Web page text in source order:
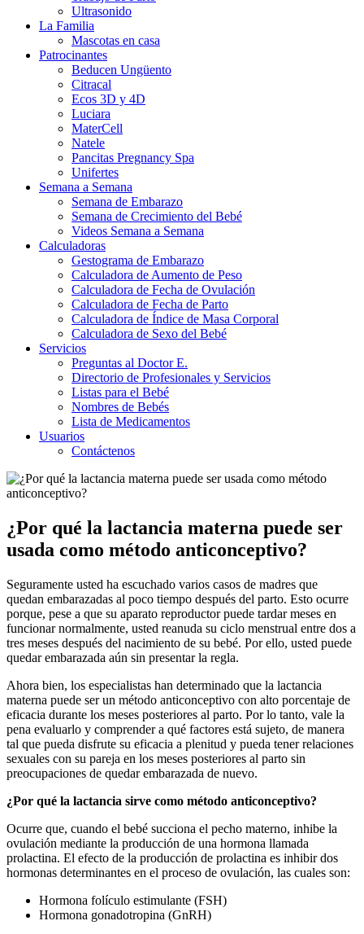
Ultrasonido
La Familia
Mascotas en casa
Patrocinantes
Beducen Ungüento
Citracal
Ecos 3D y 4D
Luciara
MaterCell
Natele
Pancitas Pregnancy Spa
Unifertes
Semana a Semana
Semana de Embarazo
Semana de Crecimiento del Bebé
Videos Semana a Semana
Calculadoras
Gestograma de Embarazo
Calculadora de Aumento de Peso
Calculadora de Fecha de Ovulación
Calculadora de Fecha de Parto
Calculadora de Índice de Masa Corporal
Calculadora de Sexo del Bebé
Servicios
Preguntas al Doctor E.
Directorio de Profesionales y Servicios
Listas para el Bebé
Nombres de Bebés
Lista de Medicamentos
Usuarios
Contáctenos
¿Por qué la lactancia materna puede ser
usada como método anticonceptivo?
Seguramente usted ha escuchado varios casos de madres que
quedan embarazadas al poco tiempo después del parto. Esto ocurre
porque, pese a que su aparato reproductor puede tardar meses en
funcionar normalmente, usted reanuda su ciclo menstrual entre dos a
tres meses después del nacimiento de su bebé. Por ello, usted puede
quedar embarazada aún sin presentar la regla.
Ahora bien, los especialistas han determinado que la lactancia
materna puede ser un método anticonceptivo con alto porcentaje de
eficacia durante los meses posteriores al parto. Por lo tanto, vale la
pena evaluarlo y comprender a qué factores está sujeto, de manera
tal que pueda disfrute su eficacia a plenitud y pueda tener relaciones
sexuales con su pareja en los meses posteriores al parto sin
preocupaciones de quedar embarazada de nuevo.
¿Por qué la lactancia sirve como método anticonceptivo?
Ocurre que, cuando el bebé succiona el pecho materno, inhibe la
ovulación mediante la producción de una hormona llamada
prolactina. El efecto de la producción de prolactina es inhibir dos
hormonas determinantes en el proceso de ovulación, las cuales son:
Hormona folículo estimulante (FSH)
Hormona gonadotropina (GnRH)